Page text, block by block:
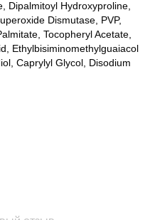
Dipalmitoyl Hydroxyproline,
Dismutase, PVP,
Tocopheryl Acetate,
Ethylbisiminomethylguaiacol
Caprylyl Glycol, Disodium